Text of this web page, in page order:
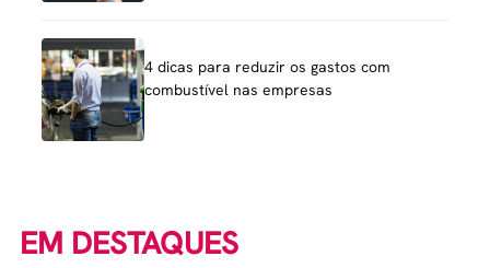
4 dicas para reduzir os gastos com
combustível nas empresas
EM DESTAQUES